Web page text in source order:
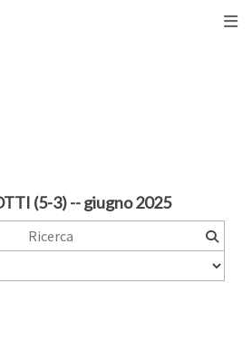
(5-3) -- giugno 2025